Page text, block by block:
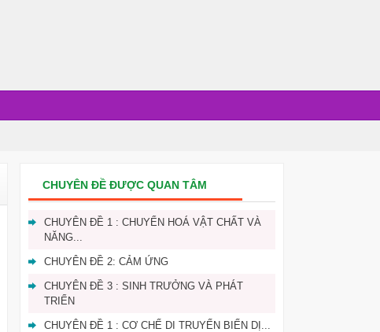
CHUYÊN ĐỀ ĐƯỢC QUAN TÂM
CHUYÊN ĐỀ 1 : CHUYỂN HOÁ VẬT CHẤT VÀ
NĂNG...
CHUYÊN ĐỀ 2: CẢM ỨNG
CHUYÊN ĐỀ 3 : SINH TRƯỞNG VÀ PHÁT
TRIỂN
CHUYÊN ĐỀ 1 : CƠ CHẾ DI TRUYẾN BIẾN DỊ...